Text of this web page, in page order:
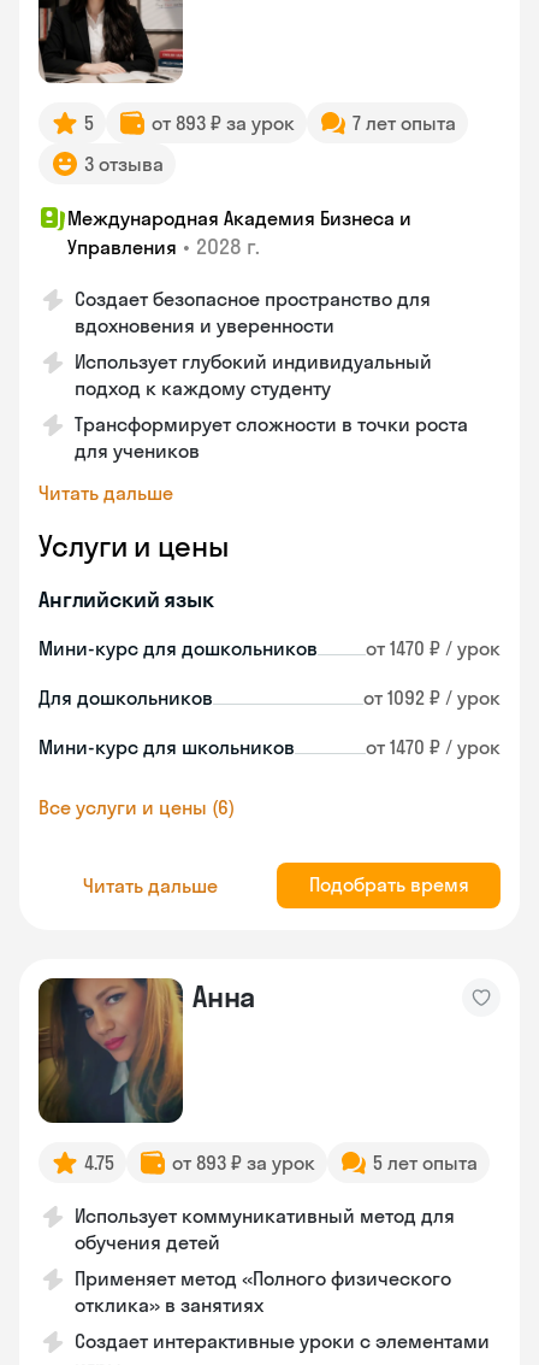
5 от 893 ₽ за урок
7 лет опыта
3 отзыва
Международная Академия Бизнеса и
Управления • 2028 г.
Создает безопасное пространство для
вдохновения и уверенности
Использует глубокий индивидуальный
подход к каждому студенту
Трансформирует сложности в точки роста
для учеников
Читать дальше
Услуги и цены
Английский язык
Мини-курс для дошкольников от 1470 ₽ / урок
Для дошкольников от 1092 ₽ / урок
Мини-курс для школьников от 1470 ₽ / урок
Все услуги и цены (6)
Читать дальше Подобрать время
Анна
4.75 от 893 ₽ за урок 5 лет опыта
Использует коммуникативный метод для
обучения детей
Применяет метод «Полного физического
отклика» в занятиях
Создает интерактивные уроки с элементами